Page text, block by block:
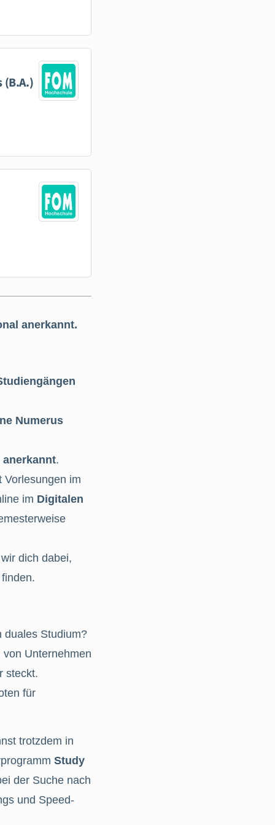
(B.A.)
anerkannt.
Numerus
.
im
im Digitalen
dich dabei,
duales Studium?
von Unternehmen
steckt.
für
trotzdem in
Study
der Suche nach
und Speed-